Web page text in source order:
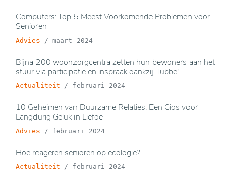
Computers: Top 5 Meest Voorkomende Problemen voor
Senioren
Advies / maart 2024
Bijna 200 woonzorgcentra zetten hun bewoners aan het
stuur via participatie en inspraak dankzij Tubbe!
Actualiteit / februari 2024
10 Geheimen van Duurzame Relaties: Een Gids voor
Langdurig Geluk in Liefde
Advies / februari 2024
Hoe reageren senioren op ecologie?
Actualiteit / februari 2024